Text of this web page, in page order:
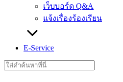
เว็บบอร์ด Q&A
แจ้งเรื่องร้องเรียน
E-Service
Search
for: